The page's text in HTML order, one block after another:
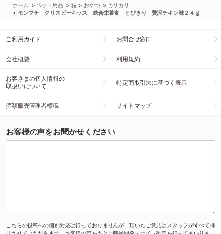
ホーム >ペット用品 > 猫 > おやつ > カリカリ
> モンプチ クリスピーキッス 総合栄養食 とびきり 贅沢チキン味２４ｇ
ご利用ガイド お問合せ窓口
会社概要 利用規約
お客さまの個人情報の
取扱いについて
特定商取引法に基づく表示
酒類販売管理者標識 サイトマップ
お客様の声をお聞かせください
こちらの投稿への個別対応は行っておりませんが、頂いたご意見はスタッフがすべて拝